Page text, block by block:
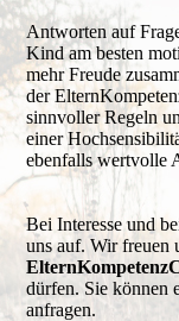
Antworten auf
Kind am besten
mehr Freude
der
sinnvoller Regeln
einer
ebenfalls wertvolle
Bei Interesse und
uns auf. Wir freuen
dürfen. Sie können
anfragen.